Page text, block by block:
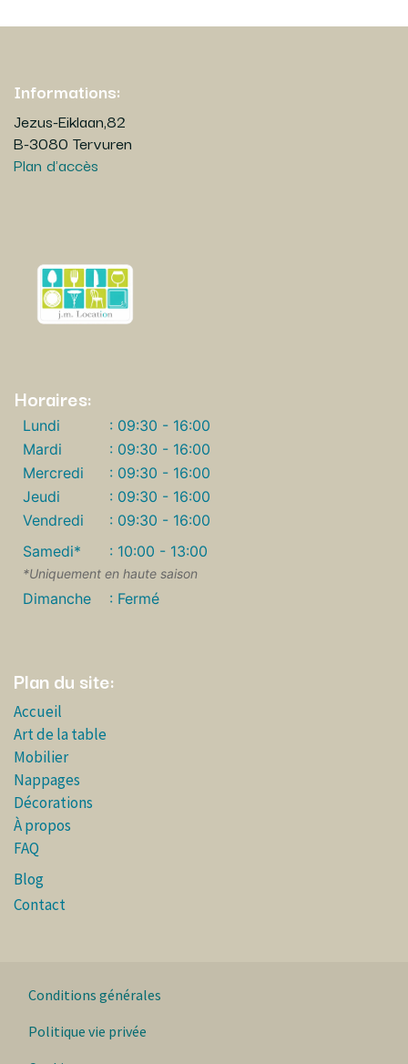
Informations:
Jezus-Eiklaan,82
B-3080 Tervuren
Plan d'accès
Horaires:
Lundi
: 09:30 - 16:00
Mardi
: 09:30 - 16:00
Mercredi
: 09:30 - 16:00
Jeudi
: 09:30 - 16:00
Vendredi
: 09:30 - 16:00
Samedi*
: 10:00 - 13:00
*Uniquement en haute saison
Dimanche : Fermé
Plan du site:
Accueil
Art de la table
Mobilier
Nappages
Décorations
À propos
FAQ
Blog
Contact
Conditions générales
Politique vie privée